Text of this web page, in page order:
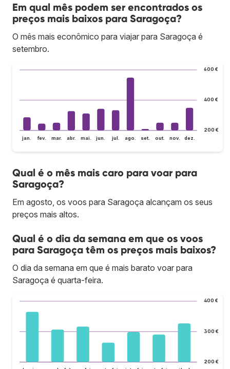
Em qual mês podem ser encontrados os
preços mais baixos para Saragoça?
O mês mais econômico para viajar para Saragoça é
setembro.
200 €
400 €
600 €
jan. fev. mar. abr. mai. jun. jul. ago. set. out. nov. dez.
Qual é o mês mais caro para voar para
Saragoça?
Em agosto, os voos para Saragoça alcançam os seus
preços mais altos.
Qual é o dia da semana em que os voos
para Saragoça têm os preços mais baixos?
O dia da semana em que é mais barato voar para
Saragoça é quarta-feira.
200 €
300 €
400 €